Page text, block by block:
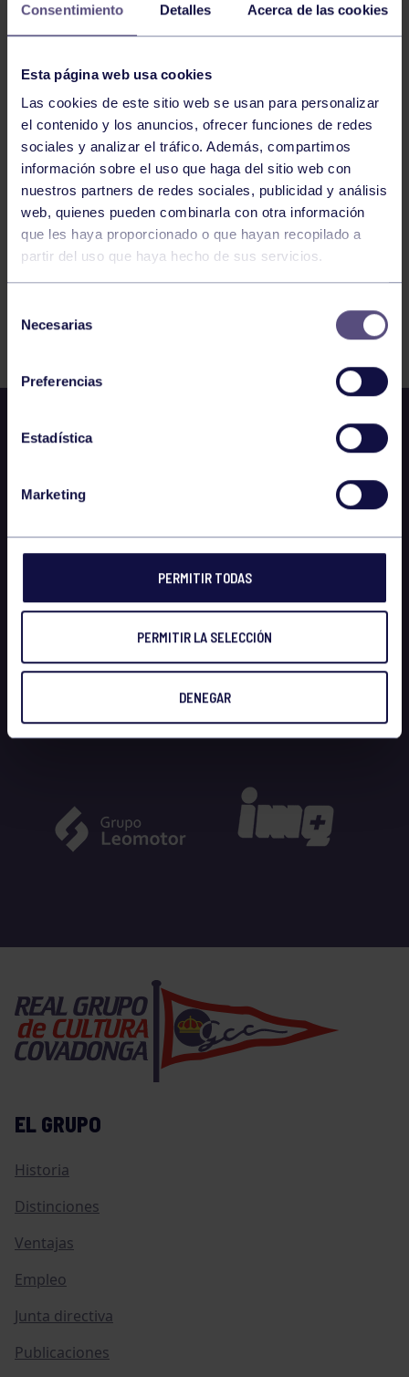
Consentimiento Detalles Acerca de las cookies
Esta página web usa cookies
Las cookies de este sitio web se usan para personalizar
el contenido y los anuncios, ofrecer funciones de redes
sociales y analizar el tráfico. Además, compartimos
información sobre el uso que haga del sitio web con
nuestros partners de redes sociales, publicidad y análisis
web, quienes pueden combinarla con otra información
que les haya proporcionado o que hayan recopilado a
partir del uso que haya hecho de sus servicios.
Necesarias
Preferencias
Estadística
Marketing
PERMITIR TODAS
PERMITIR LA SELECCIÓN
DENEGAR
10:30h GIJÓN
JEPA BENJAMÍN SALA: CP CABUEÑES –
RGCC A
559 560 561 562 563 564 565
FILTRAR
EL GRUPO
Historia
Distinciones
Ventajas
Empleo
Junta directiva
Publicaciones